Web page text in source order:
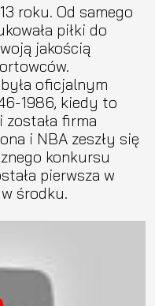
roku. Od samego
piłki do
jakością
oficjalnym
1986, kiedy to
firma
i NBA zeszły się
konkursu
pierwsza w
środku.